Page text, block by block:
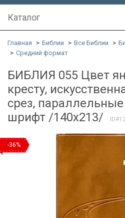
Каталог
Главная Библии Все Библии
Средний формат
БИБЛИЯ 055 Цвет
кресту,
срез,
шрифт /140х213/
-36%